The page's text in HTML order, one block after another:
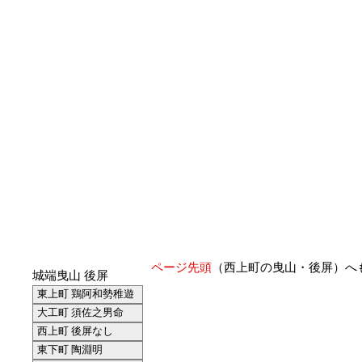
ページ先頭 （西上町の曳山・後屏）へ
城端曳山 後屏
東上町 鶏阿和勢稚遊
大工町 須佐之男命
西上町 後屏なし
東下町 陶淵明